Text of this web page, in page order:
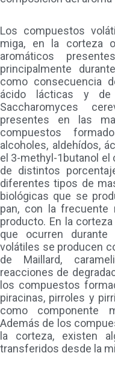
Los compuestos
miga, en la corteza
aromáticos
principalmente
como consecuencia
ácido lácticas y de
Saccharomyces
presentes en las
compuestos
alcoholes, aldehídos,
el 3-methyl-1butanol el
de distintos
diferentes tipos de
biológicas que se
pan, con la frecuente
producto. En la
que ocurren durante
volátiles se producen
de Maillard,
reacciones de
los compuestos
piracinas, pirroles y
como componente
Además de los
la corteza, existen
transferidos desde la